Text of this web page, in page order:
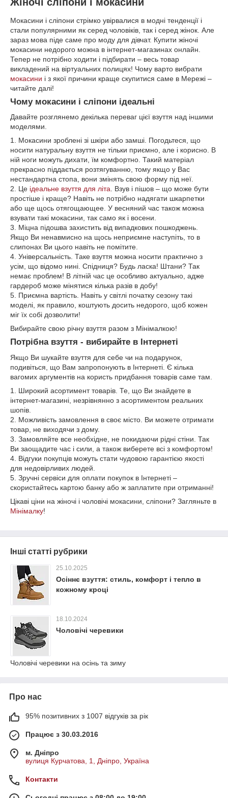
Мокасини і сліпони стрімко увірвалися в модні тенденції і
стали популярними як серед чоловіків, так і серед жінок. Але
зараз мова піде саме про моду для дівчат. Купити жіночі
мокасини недорого можна в інтернет-магазинах онлайн.
Тепер не потрібно ходити і підбирати – весь товар
викладений на віртуальних полицях! Чому варто вибрати
мокасини і з якої причини краще скупитися саме в Мережі –
читайте далі!
Чому мокасини і сліпони ідеальні
Давайте розглянемо декілька переваг цієї взуття над іншими
моделями.
1. Мокасини зроблені зі шкіри або замші. Погодьтеся, що
носити натуральну взуття не тільки приємно, але і корисно. В
ній ноги можуть дихати, їм комфортно. Такий матеріал
прекрасно піддається розтягуванню, тому якщо у Вас
нестандартна стопа, вони змінять свою форму під неї.
2. Це ідеальне взуття для літа. Взув і пішов – що може бути
простіше і краще? Навіть не потрібно надягати шкарпетки
або ще щось отягощающее. У весняний час також можна
взувати такі мокасини, так само як і восени.
3. Міцна підошва захистить від випадкових пошкоджень.
Якщо Ви ненавмисно на щось неприємне наступіть, то в
слипонах Ви цього навіть не помітите.
4. Універсальність. Таке взуття можна носити практично з
усім, що відомо нині. Спідниця? Будь ласка! Штани? Так
немає проблем! В літній час це особливо актуально, адже
гардероб може мінятися кілька разів в добу!
5. Приємна вартість. Навіть у світлі початку сезону такі
моделі, як правило, коштують досить недорого, щоб кожен
міг їх собі дозволити!
Вибирайте свою річну взуття разом з Мінімалкою!
Потрібна взуття - вибирайте в Інтернеті
Якщо Ви шукайте взуття для себе чи на подарунок,
подивіться, що Вам запропонують в Інтернеті. Є кілька
вагомих аргументів на користь придбання товарів саме там.
1. Широкий асортимент товарів. Те, що Ви знайдете в
інтернет-магазині, незрівнянно з асортиментом реальних
шопів.
2. Можливість замовлення в своє місто. Ви можете отримати
товар, не виходячи з дому.
3. Замовляйте все необхідне, не покидаючи рідні стіни. Так
Ви заощадите час і сили, а також виберете всі з комфортом!
4. Відгуки покупців можуть стати чудовою гарантією якості
для недовірливих людей.
5. Зручні сервіси для оплати покупок в Інтернеті –
скористайтесь картою банку або ж заплатите при отриманні!
Цікаві ціни на жіночі і чоловічі мокасини, сліпони? Загляньте в
Мінімалку!
Інші статті рубрики
25.10.2025
Осіннє взуття: стиль, комфорт і тепло в
кожному кроці
18.10.2024
Чоловічі черевики
Чоловічі черевики на осінь та зиму
Про нас
95% позитивних з 1007 відгуків за рік
Працює з 30.03.2016
м. Дніпро
вулиця Курчатова, 1, Дніпро, Україна
Контакти